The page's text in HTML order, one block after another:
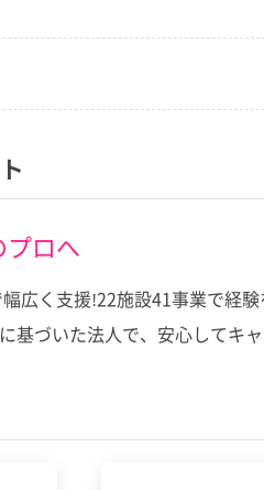
ロへ
広く支援!22施設41事業で経
づいた法人で、安心してキャ